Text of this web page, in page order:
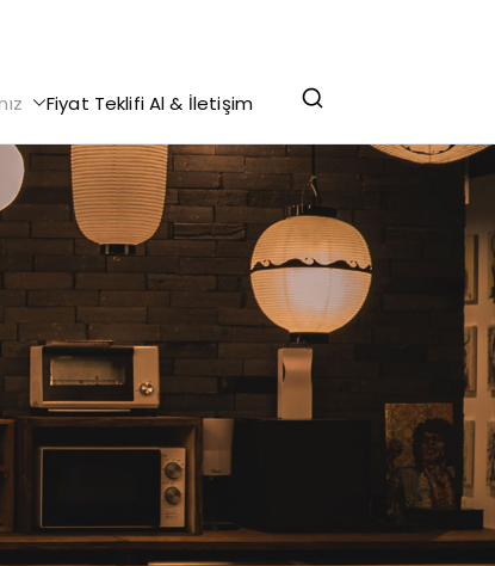
- Makale Yazdırma - Staj Defteri
Fiyat Teklifi Al & İletişim